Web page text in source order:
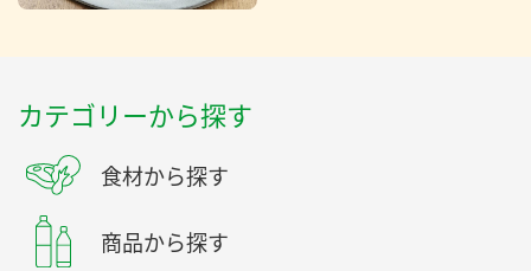
カテゴリーから探す
食材から探す
商品から探す